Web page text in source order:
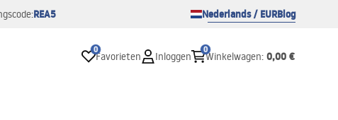
REA5 Nederlands / EURBlog
0
Favorieten Inloggen
0
Winkelwagen: 0,00 €